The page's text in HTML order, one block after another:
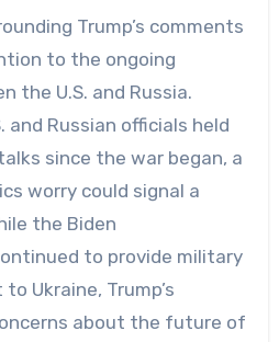
Trump’s comments
to the ongoing
the U.S. and Russia.
and Russian officials held
since the war began, a
worry could signal a
the Biden
to provide military
Ukraine, Trump’s
about the future of